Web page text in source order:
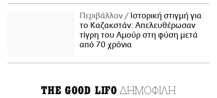
Περιβάλλον
Ιστορική στιγμή για
το Καζακστάν: Απελευθέρωσαν
τίγρη του Αμούρ στη φύση μετά
από 70 χρόνια
THE GOOD LIFO ΔΗΜΟΦΙΛΗ